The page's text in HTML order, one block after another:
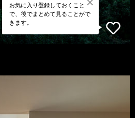
お気に入り登録しておくこと
で、後でまとめて見ることがで
きます。